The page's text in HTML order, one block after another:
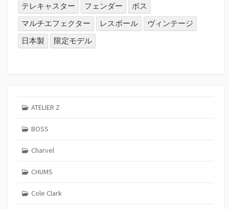
テレキャスター
フェンダー
ボス
マルチエフェクター
レスポール
ヴィンテージ
日本製
限定モデル
ATELIER Z
BOSS
Charvel
CHUMS
Cole Clark